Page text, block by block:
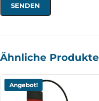
Ähnliche Produkte
Angebot!